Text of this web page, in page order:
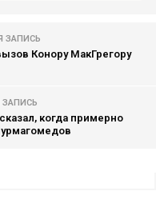
ЗАПИСЬ
Конору МакГрегору
когда примерно